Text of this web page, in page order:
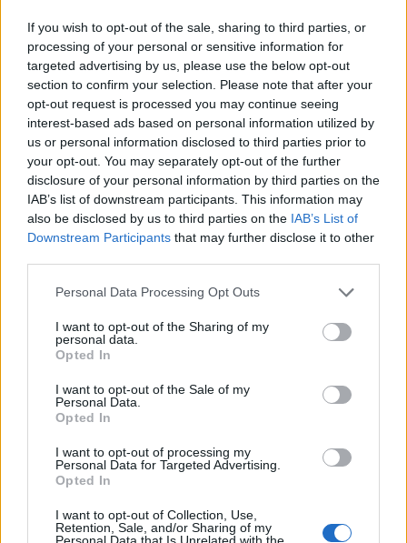
If you wish to opt-out of the sale, sharing to third parties, or
processing of your personal or sensitive information for
targeted advertising by us, please use the below opt-out
section to confirm your selection. Please note that after your
opt-out request is processed you may continue seeing
interest-based ads based on personal information utilized by
us or personal information disclosed to third parties prior to
your opt-out. You may separately opt-out of the further
disclosure of your personal information by third parties on the
IAB’s list of downstream participants. This information may
also be disclosed by us to third parties on the IAB’s List of
Downstream Participants that may further disclose it to other
Personal Data Processing Opt Outs
I want to opt-out of the Sharing of my
personal data.
Opted In
I want to opt-out of the Sale of my
Personal Data.
Opted In
I want to opt-out of processing my
Personal Data for Targeted Advertising.
Opted In
I want to opt-out of Collection, Use,
Retention, Sale, and/or Sharing of my
Personal Data that Is Unrelated with the
08:25
Από την Αττική στη Νότια Γαλλία : Οι εμπειρίες Ελλήνων
και Γάλλων πυροσβεστών στα πύρινα μέτωπα
08:18
Στα 15 δισ. ευρώ ο στόχος για νέα δάνεια το 2026
08:12
Τροχαίο στην Αθηνών–Σουνίου: Πώς έγινε η σύγκρουση
με τη μηχανή της «ΔΙΑΣ» – Δύο αστυνομικοί τραυματίες
08:05
Πινακίδες κυκλοφορίας: Πώς θα μπει τέλος στις
07:59
Καναδάς: Σε κατάσταση έκτακτης ανάγκης η Βρετανική
Κολομβία εξαιτίας των πυρκαγιών
07:52
Φωτιά σε εγκαταστάσεις της Aramco στη Σαουδική
07:45
των drones μετά το περιστατικό σε αεροδρόμιο